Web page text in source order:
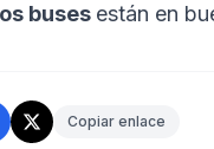
buses están en
Copiar enlace